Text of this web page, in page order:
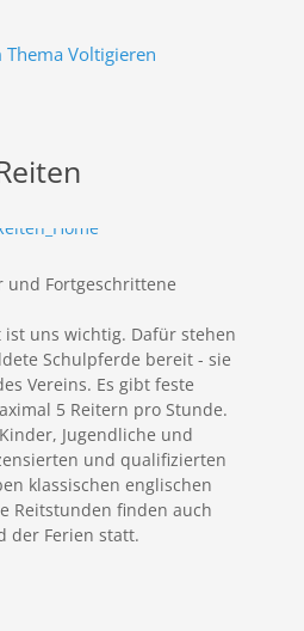
Thema Voltigieren
und Fortgeschrittene
uns wichtig. Dafür stehen
Schulpferde bereit - sie
Vereins. Es gibt feste
5 Reitern pro Stunde.
Jugendliche und
und qualifizierten
klassischen englischen
Reitstunden finden auch
der Ferien statt.